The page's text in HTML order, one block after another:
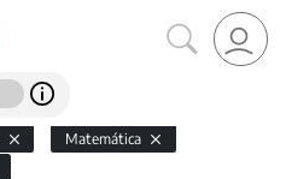
Matemática